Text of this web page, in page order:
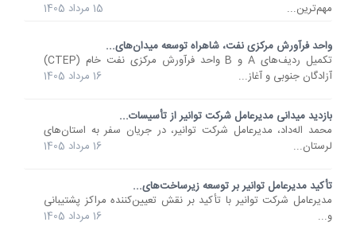
مهم‌ترین...
15 مرداد 1405
واحد فرآورش مرکزی نفت، شاهراه توسعه میدان‌های...
تکمیل ردیف‌های A و B واحد فرآورش مرکزی نفت خام (CTEP)
آزادگان جنوبی و آغاز...
16 مرداد 1405
بازدید میدانی مدیرعامل شرکت توانیر از تأسیسات...
محمد اله‌داد، مدیرعامل شرکت توانیر، در جریان سفر به استان‌های
لرستان...
16 مرداد 1405
تأکید مدیرعامل توانیر بر توسعه زیرساخت‌های...
مدیرعامل شرکت توانیر با تأکید بر نقش تعیین‌کننده مراکز پشتیبانی
و...
16 مرداد 1405